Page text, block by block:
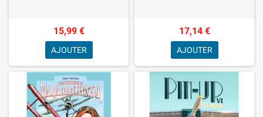
15,99 €
AJOUTER
17,14 €
AJOUTER